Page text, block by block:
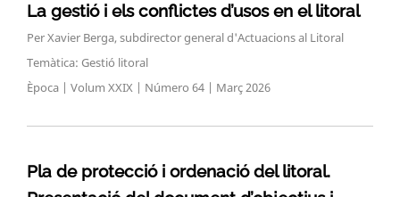
La gestió i els conflictes d’usos en el litoral
Per Xavier Berga, subdirector general d'Actuacions al Litoral
Temàtica: Gestió litoral
Època | Volum XXIX | Número 64 | Març 2026
Pla de protecció i ordenació del litoral.